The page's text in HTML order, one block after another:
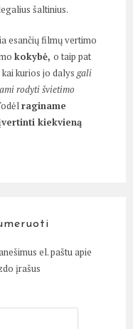
šaltinius.
esančių filmų vertimo
kokybė,o taip pat
kai kurios jo dalysgali
rodyti švietimo
raginame
kiekvieną
el. paštu apie
įrašus